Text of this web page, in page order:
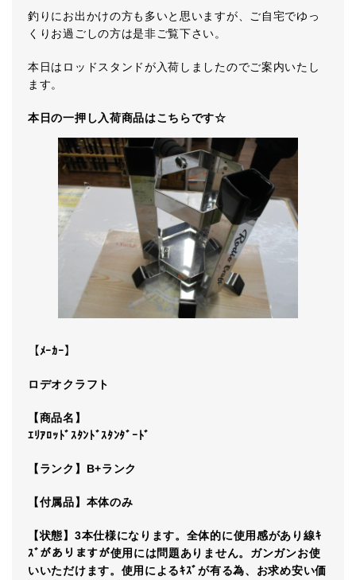
釣りにお出かけの方も多いと思いますが、ご自宅でゆっ
くりお過ごしの方は是非ご覧下さい。
本日はロッドスタンドが入荷しましたのでご案内いたし
ます。
本日の一押し入荷商品はこちらです☆
【ﾒｰｶｰ】
ロデオクラフト
【商品名】
ｴﾘｱﾛｯﾄﾞｽﾀﾝﾄﾞｽﾀﾝﾀﾞｰﾄﾞ
【ランク】 B+ランク
【付属品】本体のみ
【状態】3本仕様になります。全体的に使用感があり線ｷ
ｽﾞがありますが使用には問題ありません。ガンガンお使
いいただけます。使用によるｷｽﾞが有る為、お求め安い価